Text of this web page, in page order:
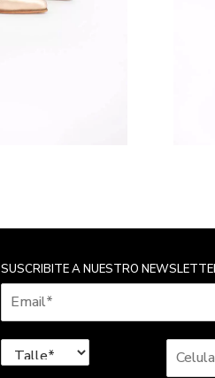
SUSCRIBITE A NUESTRO